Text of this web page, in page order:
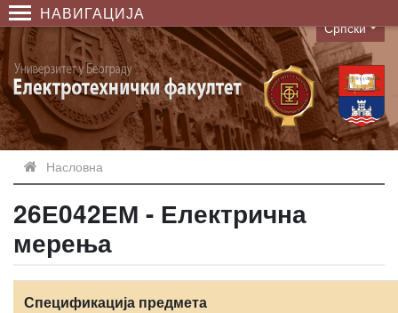
НАВИГАЦИЈА
Language
Српски
Насловна
26Е042ЕМ - Електрична
мерења
Спецификација предмета